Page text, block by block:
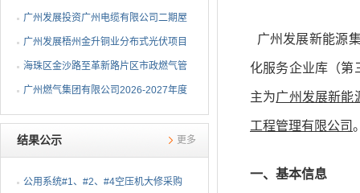
广州发展新能源
化服务企业库（第
主为广州发展新能
工程管理有限公司
一、基本信息
（广州港新沙港务有限公...
广州发展投资广州电缆有限公司二期屋
顶分布式光伏项目EPC...
广州发展梧州金升铜业分布式光伏项目
EPC总承包招标公告
海珠区金沙路至革新路片区市政燃气管
网更新工程招标公告
广州燃气集团有限公司2026-2027年度
燃气用埋地聚乙烯（PE1...
结果公示 更多
公用系统#1、#2、#4空压机大修采购